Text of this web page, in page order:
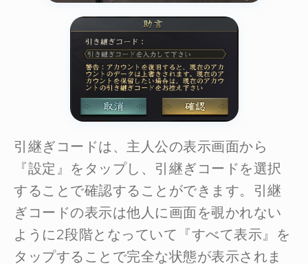
引継ぎコードは、主人公の表示画面から
『設定』をタップし、引継ぎコードを選択
することで確認することができます。引継
ぎコードの表示は他人に画面を覗かれない
ように2段階となっていて『すべて表示』を
タップすることで完全な状態が表示されま